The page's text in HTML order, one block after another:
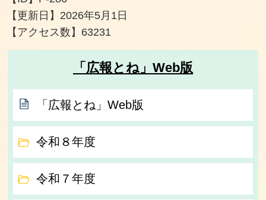
【更新日】 2026年5月1日
【アクセス数】 63231
「広報とね」Web版
「広報とね」Web版
令和８年度
令和７年度